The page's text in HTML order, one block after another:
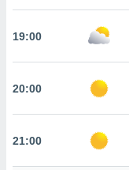
en
de
votre
19:00
20:00
21:00